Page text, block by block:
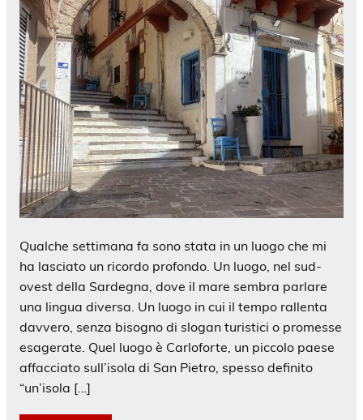
Qualche settimana fa sono stata in un luogo che mi
ha lasciato un ricordo profondo. Un luogo, nel sud-
ovest della Sardegna, dove il mare sembra parlare
una lingua diversa. Un luogo in cui il tempo rallenta
davvero, senza bisogno di slogan turistici o promesse
esagerate. Quel luogo è Carloforte, un piccolo paese
affacciato sull’isola di San Pietro, spesso definito
“un’isola […]